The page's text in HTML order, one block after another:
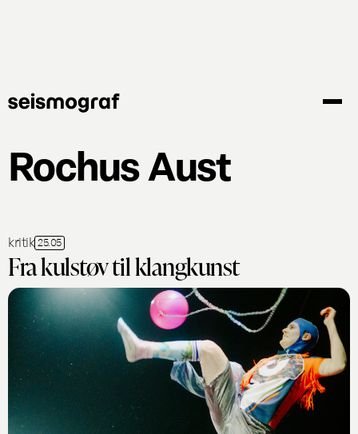
Rochus Aust
kritik 25.05
Fra kulstøv til klangkunst